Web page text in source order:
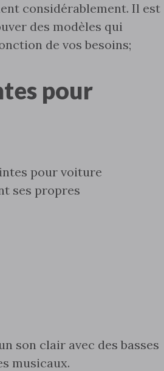
considérablement. Il est
des modèles qui
de vos besoins;
pour
pour voiture
ses propres
son clair avec des basses
musicaux.